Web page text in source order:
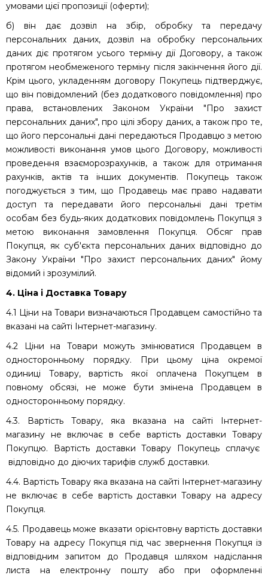
умовами цієї пропозиції (оферти);
б) він дає дозвіл на збір, обробку та передачу
персональних даних, дозвіл на обробку персональних
даних діє протягом усього терміну дії Договору, а також
протягом необмеженого терміну після закінчення його дії.
Крім цього, укладенням договору Покупець підтверджує,
що він повідомлений (без додаткового повідомлення) про
права, встановлених Законом України "Про захист
персональних даних", про цілі збору даних, а також про те,
що його персональні дані передаються Продавцю з метою
можливості виконання умов цього Договору, можливості
проведення взаєморозрахунків, а також для отримання
рахунків, актів та інших документів. Покупець також
погоджується з тим, що Продавець має право надавати
доступ та передавати його персональні дані третім
особам без будь-яких додаткових повідомлень Покупця з
метою виконання замовлення Покупця. Обсяг прав
Покупця, як суб'єкта персональних даних відповідно до
Закону України "Про захист персональних даних" йому
відомий і зрозумілий.
4. Ціна і Доставка Товару
4.1 Ціни на Товари визначаються Продавцем самостійно та
вказані на сайті Інтернет-магазину.
4.2 Ціни на Товари можуть змінюватися Продавцем в
односторонньому порядку. При цьому ціна окремої
одиниці Товару, вартість якої оплачена Покупцем в
повному обсязі, не може бути змінена Продавцем в
односторонньому порядку.
4.3. Вартість Товару, яка вказана на сайті Інтернет-
магазину не включає в себе вартість доставки Товару
Покупцю. Вартість доставки Товару Покупець сплачує
відповідно до діючих тарифів служб доставки.
4.4. Вартість Товару яка вказана на сайті Інтернет-магазину
не включає в себе вартість доставки Товару на адресу
Покупця.
4.5. Продавець може вказати орієнтовну вартість доставки
Товару на адресу Покупця під час звернення Покупця із
відповідним запитом до Продавця шляхом надіслання
листа на електронну пошту або при оформленні